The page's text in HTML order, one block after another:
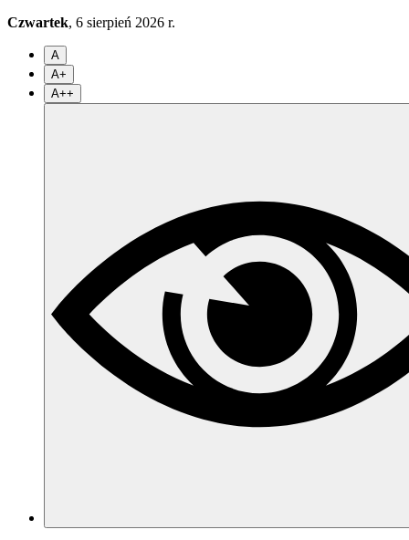
Czwartek, 6 sierpień 2026 r.
A
A+
A++